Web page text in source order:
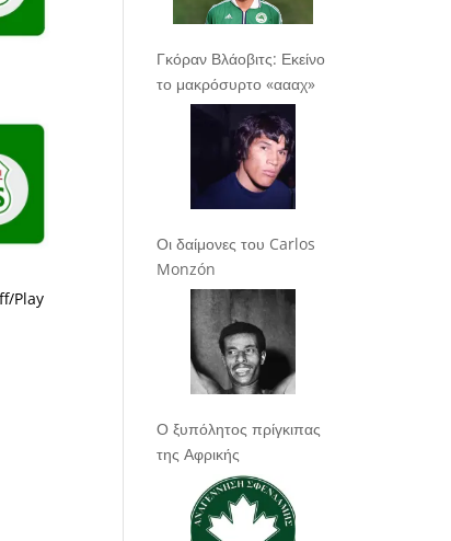
Play
Γκόραν Βλάοβιτς: Εκείνο
το μακρόσυρτο «αααχ»
Οι δαίμονες του Carlos
Monzón
Ο ξυπόλητος πρίγκιπας
της Αφρικής